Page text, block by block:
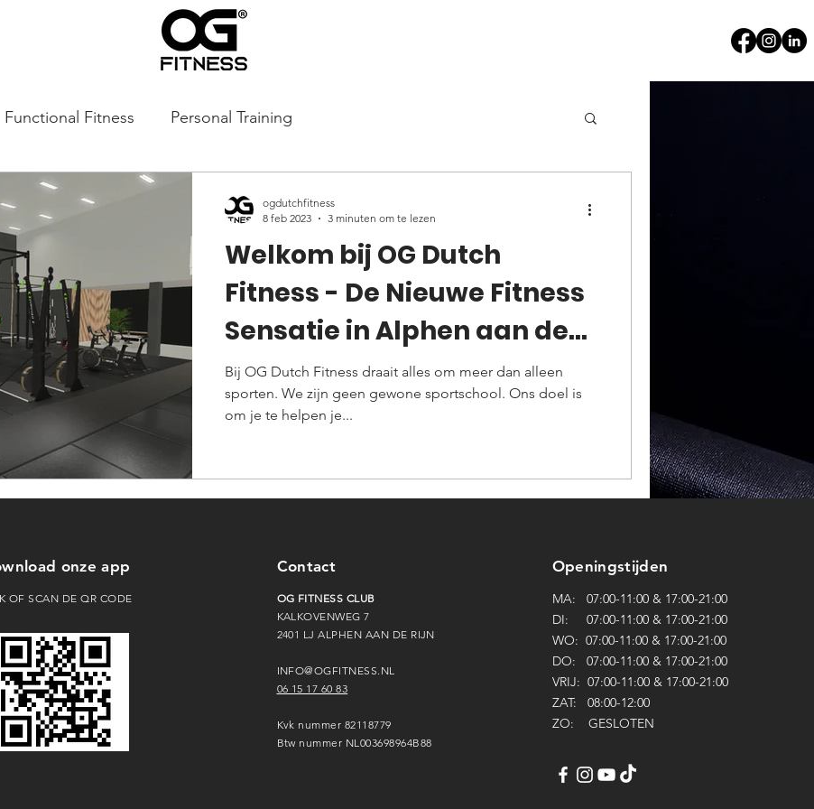
Functional Fitness Personal Training
Welkom bij OG Dutch
Fitness - De Nieuwe Fitness
Sensatie in Alphen aan den
Rijn
Bij OG Dutch Fitness draait alles om meer dan alleen
sporten. We zijn geen gewone sportschool. Ons doel is
om je te helpen je...
ogdutchfitness
8 feb 2023
3 minuten om te lezen
onze app
OF SCAN DE QR CODE
Contact
OG FITNESS CLUB
KALKOVENWEG 7
2401 LJ ALPHEN AAN DE RIJN
INFO@OGFITNESS.NL
06 15 17 60 83
Kvk nummer 82118779
Btw nummer NL003698964B88
Openingstijden
MA: 07:00-11:00 & 17:00-21:00
DI: 07:00-11:00 & 17:00-21:00
WO: 07:00-11:00 & 17:00-21:00
DO: 07:00-11:00 & 17:00-21:00
VRIJ: 07:00-11:00 & 17:00-21:00
ZAT: 08:00-12:00
ZO: GESLOTEN